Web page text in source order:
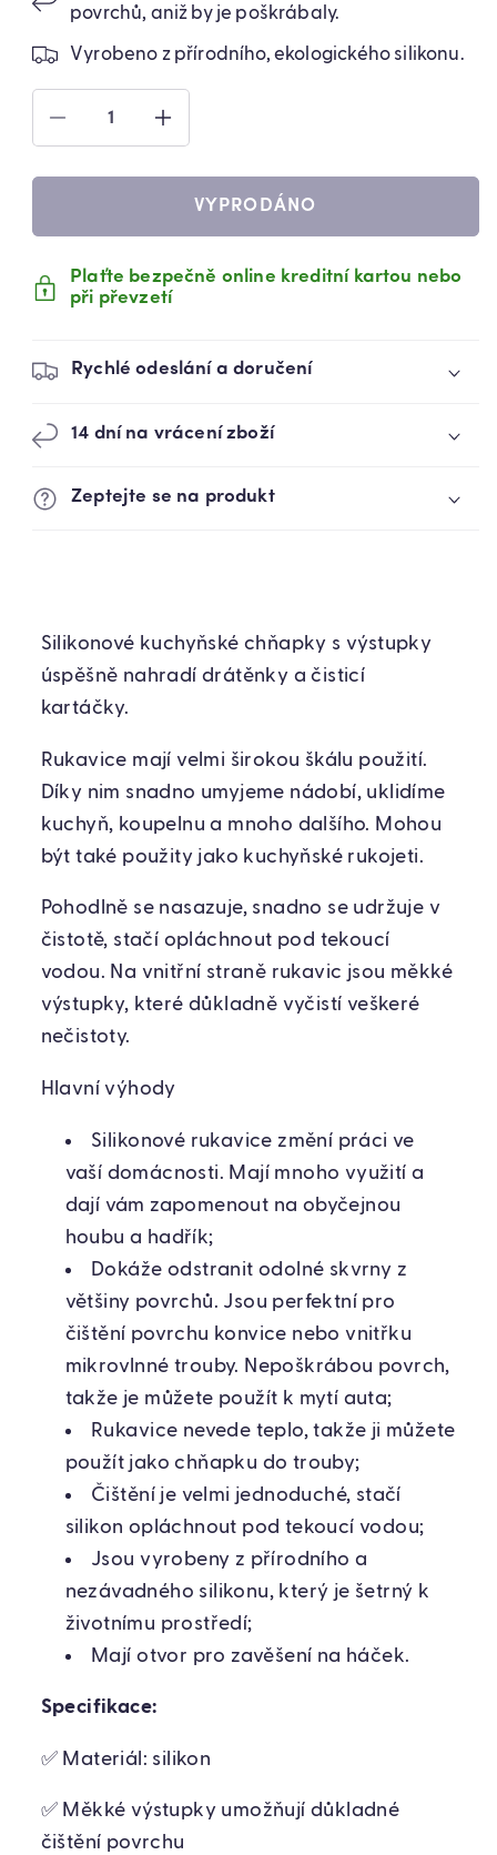
povrchů, aniž by je poškrábaly.
Vyrobeno z přírodního, ekologického silikonu.
SNÍŽIT
MNOŽSTVÍ
PRODUKTU
MYTÍ
MÁTOVÉ
(55940004)
ZVÝŠIT
MNOŽSTVÍ
PRODUKTU
RUKAVICE
MYTÍ
MÁTOVÉ
(55940004)
VYPRODÁNO
Plaťte bezpečně online kreditní kartou nebo
při převzetí
Rychlé odeslání a doručení
14 dní na vrácení zboží
Zeptejte se na produkt
Silikonové kuchyňské chňapky s výstupky
úspěšně nahradí drátěnky a čisticí
kartáčky.
Rukavice mají velmi širokou škálu použití.
Díky nim snadno umyjeme nádobí, uklidíme
kuchyň, koupelnu a mnoho dalšího. Mohou
být také použity jako kuchyňské rukojeti.
Pohodlně se nasazuje, snadno se udržuje v
čistotě, stačí opláchnout pod tekoucí
vodou. Na vnitřní straně rukavic jsou měkké
výstupky, které důkladně vyčistí veškeré
nečistoty.
Hlavní výhody
Silikonové rukavice změní práci ve
vaší domácnosti. Mají mnoho využití a
dají vám zapomenout na obyčejnou
houbu a hadřík;
Dokáže odstranit odolné skvrny z
většiny povrchů. Jsou perfektní pro
čištění povrchu konvice nebo vnitřku
mikrovlnné trouby. Nepoškrábou povrch,
takže je můžete použít k mytí auta;
Rukavice nevede teplo, takže ji můžete
použít jako chňapku do trouby;
Čištění je velmi jednoduché, stačí
silikon opláchnout pod tekoucí vodou;
Jsou vyrobeny z přírodního a
nezávadného silikonu, který je šetrný k
životnímu prostředí;
Mají otvor pro zavěšení na háček.
Specifikace:
✅ Materiál: silikon
✅ Měkké výstupky umožňují důkladné
čištění povrchu